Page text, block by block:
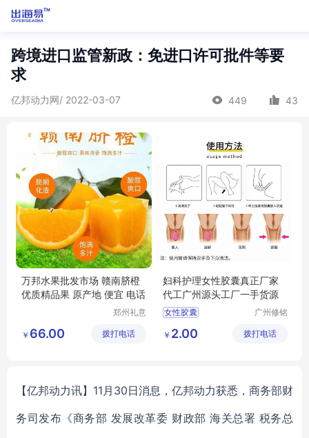
跨境进口监管新政：免进口许可批件等要
求
亿邦动力网/ 2022-03-07 449 43
万邦水果批发市场 赣南脐橙
优质精品果 原产地 便宜 电话
郑州礼意
公司
￥ 66.00 拨打电话
妇科护理女性胶囊真正厂家
代工广州源头工厂一手货源
女性胶囊
广州修铭
有限公司
￥ 2.00 拨打电话
【亿邦动力讯】11月30日消息，亿邦动力获悉，商务部财
务司发布《商务部 发展改革委 财政部 海关总署 税务总